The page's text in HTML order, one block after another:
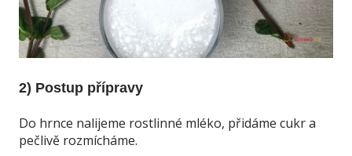
2) Postup přípravy
Do hrnce nalijeme rostlinné mléko, přidáme cukr a
pečlivě rozmícháme.